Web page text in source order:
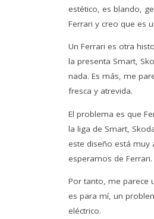
estético, es blando,
Ferrari y creo que es
Un Ferrari es otra
la presenta Smart,
nada. Es más, me
fresca y atrevida.
El problema es que
la liga de Smart,
este diseño está muy
esperamos de Ferrari.
Por tanto, me parece
es para mí, un
eléctrico.